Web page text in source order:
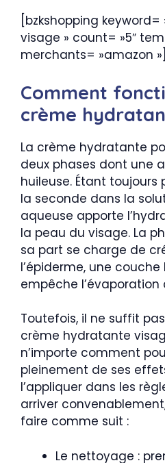
[bzkshopping
visage » count= »5″
merchants= »amazon »]
Comment
crème
La crème hydratante
deux phases dont une
huileuse. Étant
la seconde dans la
aqueuse apporte
la peau du visage. La
sa part se charge de
l’épiderme, une
empêche l’évaporation
Toutefois, il ne suffit
crème hydratante
n’importe comment
pleinement de ses
l’appliquer dans les
arriver
faire comme suit :
Le nettoyage :